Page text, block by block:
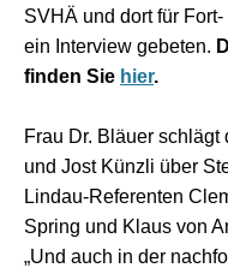
SVHÄ und dort für
ein Interview gebeten.
finden Sie hier.
Frau Dr. Bläuer
und Jost Künzli über
Lindau-Referenten
Spring und Klaus von
„Und auch in der